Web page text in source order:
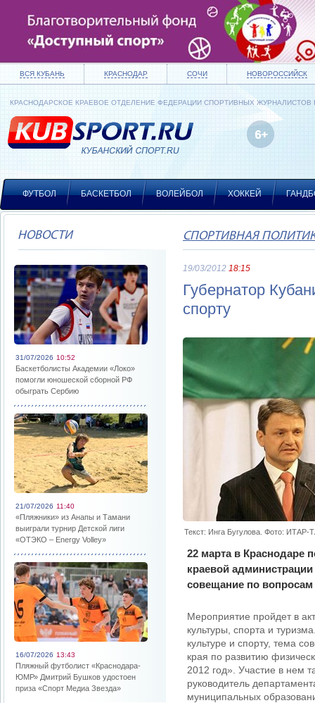
ВСЯ КУБАНЬ КРАСНОДАР СОЧИ НОВОРОССИЙСК
КРАСНОДАРСКОЕ КРАЕВОЕ ОТДЕЛЕНИЕ ФЕДЕРАЦИИ СПОРТИВНЫХ ЖУРНАЛИСТОВ
ФУТБОЛ БАСКЕТБОЛ ВОЛЕЙБОЛ ХОККЕЙ
НОВОСТИ
31/07/2026 10:52
Баскетболисты Академии «Локо»
помогли юношеской сборной РФ
обыграть Сербию
21/07/2026 11:40
«Пляжники» из Анапы и Тамани
выиграли турнир Детской лиги
«ОТЭКО – Energy Volley»
16/07/2026 13:43
Пляжный футболист «Краснодара-
ЮМР» Дмитрий Бушков удостоен
приза «Спорт Медиа Звезда»
СПОРТИВНАЯ
19/03/2012 18:15
Губернатор
спорту
Текст: Инга Бугулова. Фото: ИТАР-
22 марта в Краснодаре
краевой
совещание по вопросам
Мероприятие пройдет в
культуры, спорта и
культуре и спорту, тема
края по развитию
2012 год». Участие в нем
руководитель
муниципальных